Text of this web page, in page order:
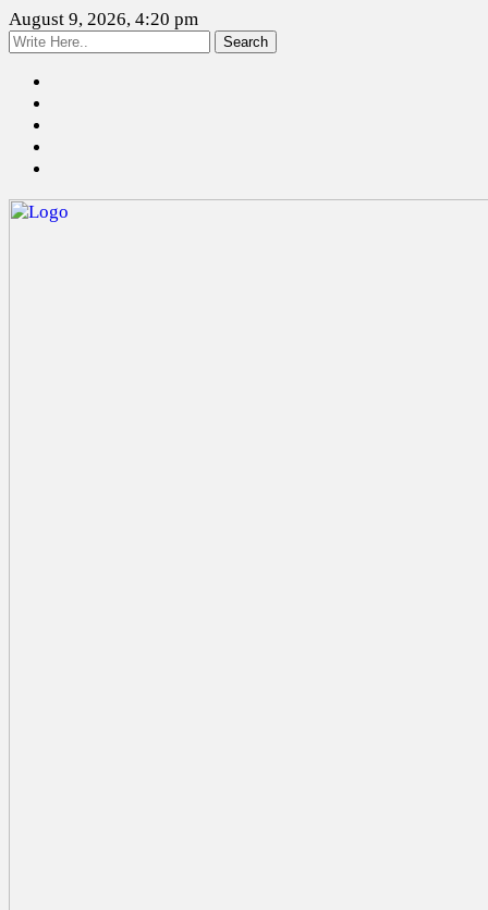
August 9, 2026, 4:20 pm
Search